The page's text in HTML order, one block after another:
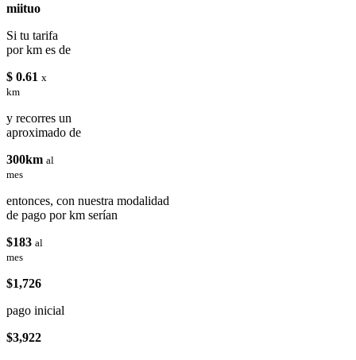
miituo
Si tu tarifa
por km es de
$ 0.61 x
km
y recorres un
aproximado de
300km al
mes
entonces, con nuestra modalidad
de pago por km serían
$183 al
mes
$1,726
pago inicial
$3,922